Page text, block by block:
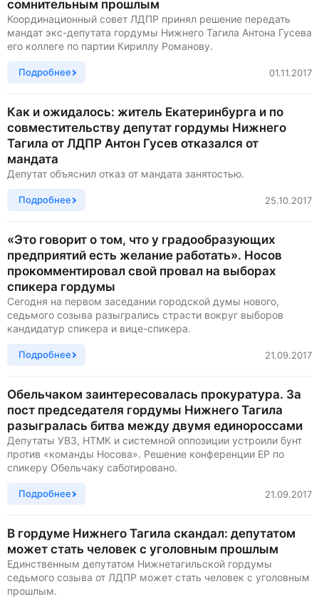
сомнительным прошлым
Координационный совет ЛДПР принял решение передать
мандат экс-депутата гордумы Нижнего Тагила Антона Гусева
его коллеге по партии Кириллу Романову.
Подробнее 01.11.2017
Как и ожидалось: житель Екатеринбурга и по
совместительству депутат гордумы Нижнего
Тагила от ЛДПР Антон Гусев отказался от
мандата
Депутат объяснил отказ от мандата занятостью.
Подробнее 25.10.2017
«Это говорит о том, что у градообразующих
предприятий есть желание работать». Носов
прокомментировал свой провал на выборах
спикера гордумы
Сегодня на первом заседании городской думы нового,
седьмого созыва разыгрались страсти вокруг выборов
кандидатур спикера и вице-спикера.
Подробнее 21.09.2017
Обельчаком заинтересовалась прокуратура. За
пост председателя гордумы Нижнего Тагила
разыгралась битва между двумя единороссами
Депутаты УВЗ, НТМК и системной оппозиции устроили бунт
против «команды Носова». Решение конференции ЕР по
спикеру Обельчаку саботировано.
Подробнее 21.09.2017
В гордуме Нижнего Тагила скандал: депутатом
может стать человек с уголовным прошлым
Единственным депутатом Нижнетагильской гордумы
седьмого созыва от ЛДПР может стать человек с уголовным
прошлым.